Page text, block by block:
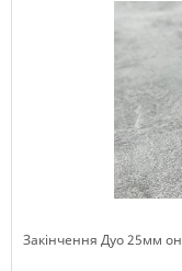
Закінчення Дуо 25мм